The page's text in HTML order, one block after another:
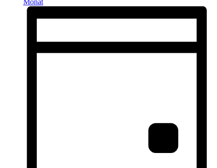
Monat